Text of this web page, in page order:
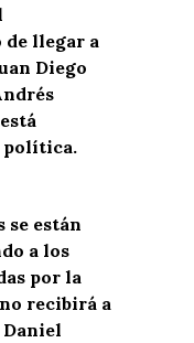
llegar a
Diego
política.
se están
a los
por la
recibirá a